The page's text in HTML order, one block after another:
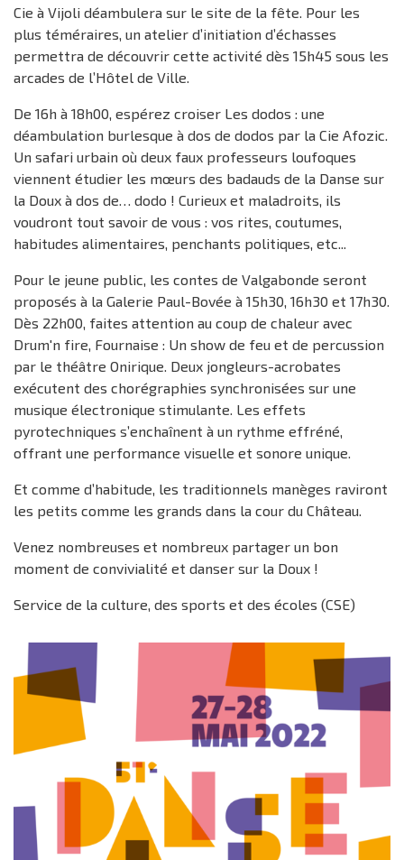
Cie à Vijoli déambulera sur le site de la fête. Pour les
plus téméraires, un atelier d’initiation d’échasses
permettra de découvrir cette activité dès 15h45 sous les
arcades de l’Hôtel de Ville.
De 16h à 18h00, espérez croiser Les dodos : une
déambulation burlesque à dos de dodos par la Cie Afozic.
Un safari urbain où deux faux professeurs loufoques
viennent étudier les mœurs des badauds de la Danse sur
la Doux à dos de… dodo ! Curieux et maladroits, ils
voudront tout savoir de vous : vos rites, coutumes,
habitudes alimentaires, penchants politiques, etc...
Pour le jeune public, les contes de Valgabonde seront
proposés à la Galerie Paul-Bovée à 15h30, 16h30 et 17h30.
Dès 22h00, faites attention au coup de chaleur avec
Drum'n fire, Fournaise : Un show de feu et de percussion
par le théâtre Onirique. Deux jongleurs-acrobates
exécutent des chorégraphies synchronisées sur une
musique électronique stimulante. Les effets
pyrotechniques s’enchaînent à un rythme effréné,
offrant une performance visuelle et sonore unique.
Et comme d’habitude, les traditionnels manèges raviront
les petits comme les grands dans la cour du Château.
Venez nombreuses et nombreux partager un bon
moment de convivialité et danser sur la Doux !
Service de la culture, des sports et des écoles (CSE)